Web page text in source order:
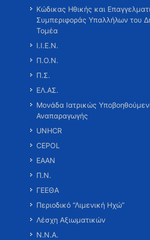
Κώδικας Ηθικής και
Συμπεριφοράς Υπαλλήλων του
Τομέα
Ι.Ι.Ε.Ν.
Π.Ο.Ν.
Π.Σ.
ΕΛ.ΑΣ.
Μονάδα Ιατρικώς
Αναπαραγωγής
UNHCR
CEPOL
ΕΑΑΝ
Π.Ν.
ΓΕΕΘΑ
Περιοδικό “Λιμενική Ηχώ”
Λέσχη Αξιωματικών
Ν.Ν.Α.